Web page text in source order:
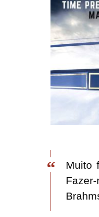
Muito